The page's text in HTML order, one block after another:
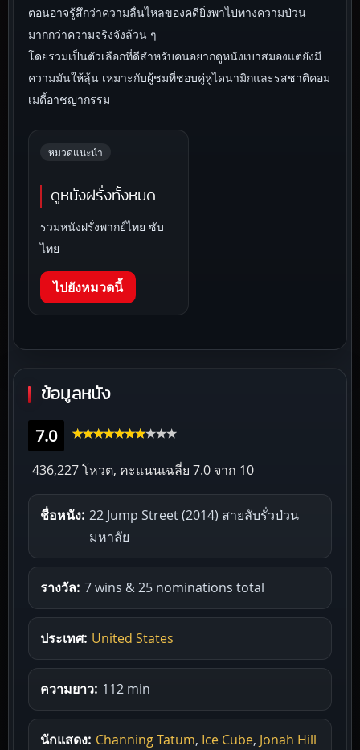
ตอนอาจรู้สึกว่าความลื่นไหลของคดียิ่งพาไปทางความป่วน
มากกว่าความจริงจังล้วน ๆ
โดยรวมเป็นตัวเลือกที่ดีสำหรับคนอยากดูหนังเบาสมองแต่ยังมี
ความมันให้ลุ้น เหมาะกับผู้ชมที่ชอบคู่หูไดนามิกและรสชาติคอม
เมดี้อาชญากรรม
หมวดแนะนำ
ดูหนังฝรั่งทั้งหมด
รวมหนังฝรั่งพากย์ไทย ซับ
ไทย
ไปยังหมวดนี้
ข้อมูลหนัง
7.0
436,227 โหวต, คะแนนเฉลี่ย 7.0 จาก 10
ชื่อหนัง: 22 Jump Street (2014) สายลับรั่วป่วน
มหาลัย
รางวัล: 7 wins & 25 nominations total
ประเทศ: United States
ความยาว: 112 min
นักแสดง: Channing Tatum, Ice Cube, Jonah Hill